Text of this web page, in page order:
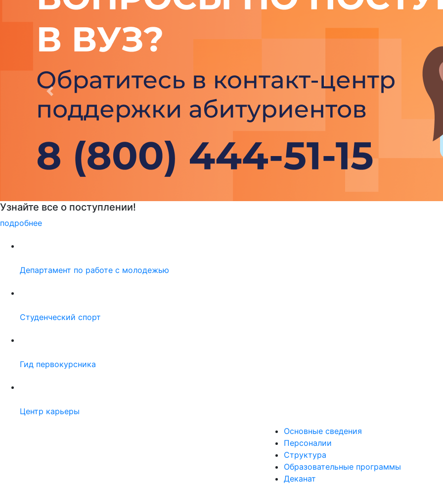
Детали программы
подробнее
Previous
Департамент по работе с молодежью
Студенческий спорт
Гид первокурсника
Центр карьеры
Основные сведения
Персоналии
Структура
Образовательные программы
Деканат